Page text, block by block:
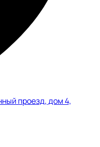
проезд, дом 4,